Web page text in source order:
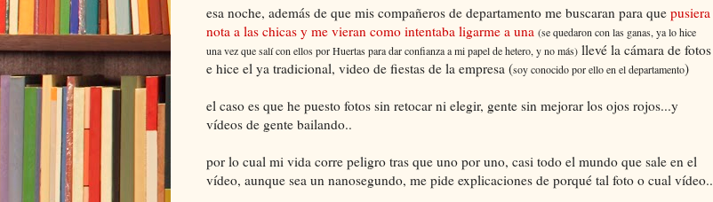
esa noche, además de que mis compañeros de departamento me buscaran para que pusiera
nota a las chicas y me vieran como intentaba ligarme a una (se quedaron con las ganas, ya lo hice
una vez que salí con ellos por Huertas para dar confianza a mi papel de hetero, y no más) llevé la cámara de fotos
e hice el ya tradicional, video de fiestas de la empresa (soy conocido por ello en el departamento)
el caso es que he puesto fotos sin retocar ni elegir, gente sin mejorar los ojos rojos...y
vídeos de gente bailando..
por lo cual mi vida corre peligro tras que uno por uno, casi todo el mundo que sale en el
vídeo, aunque sea un nanosegundo, me pide explicaciones de porqué tal foto o cual vídeo..